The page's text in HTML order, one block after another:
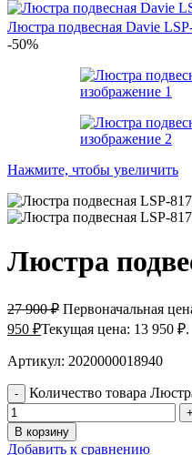
Люстра подвесная Davie
-50%
Нажмите, чтобы увеличить
Люстра
27 900₽ Первоначальная
950 ₽Текущая цена: 13 950 ₽.
Артикул: 2020000018940
Количество товара
В корзину
Добавить к сравнению